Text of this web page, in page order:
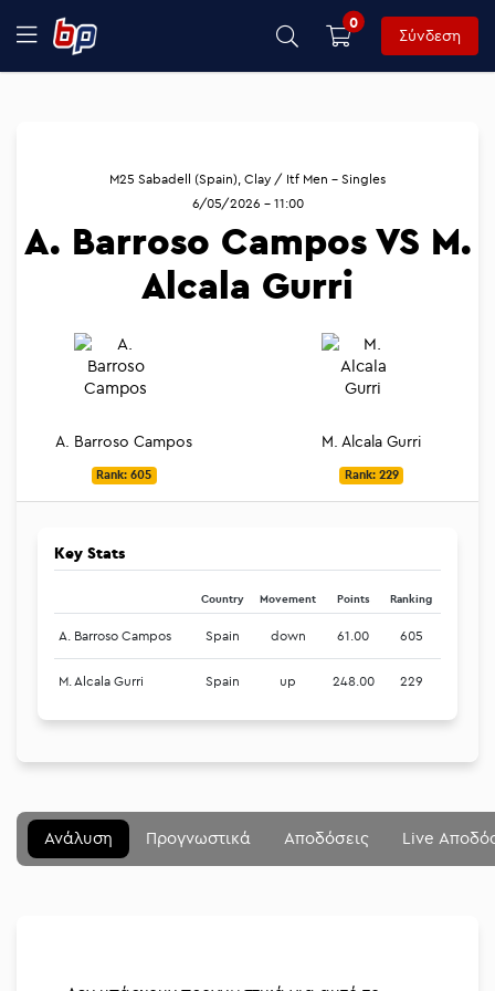
0
Σύνδεση
A. Barroso Campos
Rank: 605
M25 Sabadell (Spain), Clay / Itf Men - Singles
6/05/2026 - 11:00
A. Barroso Campos VS M.
Alcala Gurri
M. Alcala Gurri
Rank: 229
Key Stats
Country Movement Points Ranking
A. Barroso Campos Spain down 61.00 605
M. Alcala Gurri Spain up 248.00 229
Ανάλυση Προγνωστικά Αποδόσεις Live
Μενού Κλείσιμο
Αναλύσεις